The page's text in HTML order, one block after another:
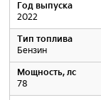
Год выпуска
2022
Тип топлива
Бензин
Мощность, лс
78